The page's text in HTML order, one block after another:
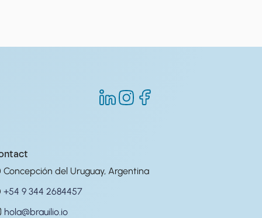
Concepción del Uruguay, Argentina
+54 9 344 2684457
hola@brauilio.io